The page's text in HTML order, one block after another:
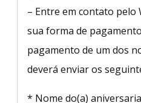
– Entre em contato pelo
sua forma de
pagamento de um dos
deverá enviar os
* Nome do(a)